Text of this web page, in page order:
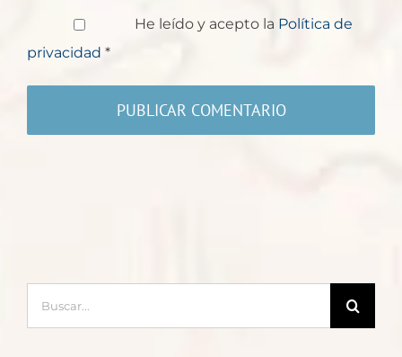
He leído y acepto la Política de
privacidad *